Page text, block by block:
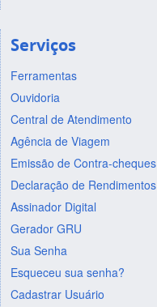
Serviços
Ferramentas
Ouvidoria
Central de Atendimento
Agência de Viagem
Emissão de Contra-cheques
Declaração de Rendimentos
Assinador Digital
Gerador GRU
Sua Senha
Esqueceu sua senha?
Cadastrar Usuário